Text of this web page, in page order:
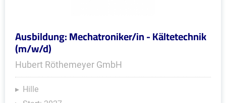
Ausbildung: Mechatroniker/in - Kältetechnik
(m/w/d)
Hubert Röthemeyer GmbH
Hille